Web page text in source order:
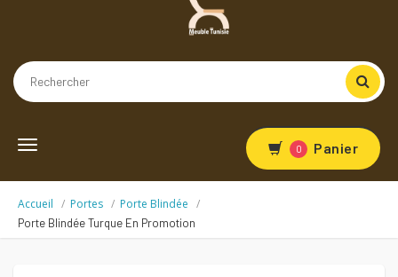
Toggle
0 Panier
Accueil Portes Porte Blindée
Porte Blindée Turque En Promotion